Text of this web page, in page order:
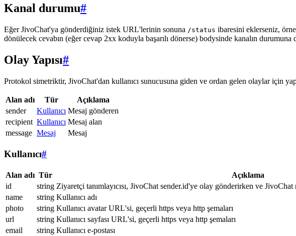
Kanal durumu#
Eğer JivoChat'ya gönderdiğiniz istek URL'lerinin sonuna /status ibaresini eklerseniz,
dönülecek cevabın (eğer cevap 2xx koduyla başarılı dönerse) bodysinde kanalın
Olay Yapısı#
Protokol simetriktir, JivoChat'dan kullanıcı sunucusuna giden ve ordan gelen olaylar için
Alan adı Tür
Açıklama
sender
Kullanıcı Mesaj gönderen
recipient Kullanıcı Mesaj alan
message Mesaj Mesaj
Kullanıcı#
Alan adı Tür Açıklama
id
string Ziyaretçi tanımlayıcısı, JivoChat sender.id'ye olay gönderirken ve
name
string Kullanıcı adı
photo
string Kullanıcı avatar URL'si, geçerli https veya http şemaları
url
string Kullanıcı sayfası URL'si, geçerli https veya http şemaları
email
string Kullanıcı e-postası